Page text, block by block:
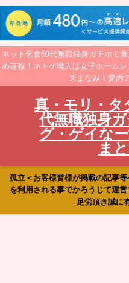
ネット乞食50代無職独身ガチホモ
め速報！ネトゲ廃人は女子ホーム
スまなみ！愛内
真・モリ・タ
代無職独身
グ・ゲイな
ま
孤立＜お客様皆様が掲載の記事
を利用される事でかろうじて運
足労頂き誠に